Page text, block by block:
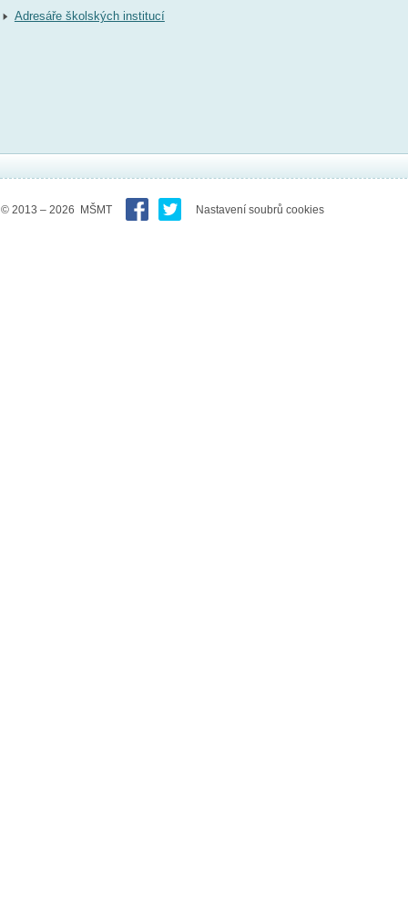
Adresáře školských institucí
© 2013 – 2026 MŠMT Nastavení soubrů cookies